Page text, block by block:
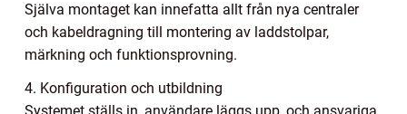
Själva montaget kan innefatta allt från nya centraler
och kabeldragning till montering av laddstolpar,
märkning och funktionsprovning.
4. Konfiguration och utbildning